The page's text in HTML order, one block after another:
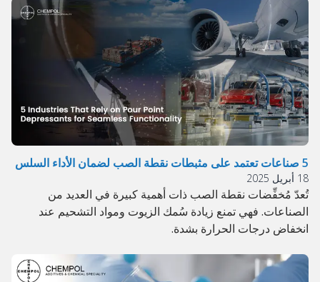
5 صناعات تعتمد على مثبطات نقطة الصب لضمان الأداء السلس
18 أبريل 2025
تُعدّ مُخفِّضات نقطة الصب ذات أهمية كبيرة في العديد من
الصناعات. فهي تمنع زيادة سُمك الزيوت ومواد التشحيم عند
انخفاض درجات الحرارة بشدة.